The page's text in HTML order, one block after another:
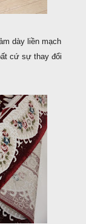
dày liền mạch
cứ sự thay đổi